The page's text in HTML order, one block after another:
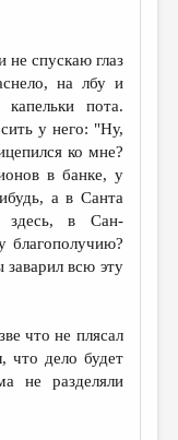
спускаю глаз
на лбу и
пота.
у него: "Ну,
ко мне?
в банке, у
а в Санта
здесь, в Сан-
заварил всю эту
что не плясал
что дело будет
не разделяли